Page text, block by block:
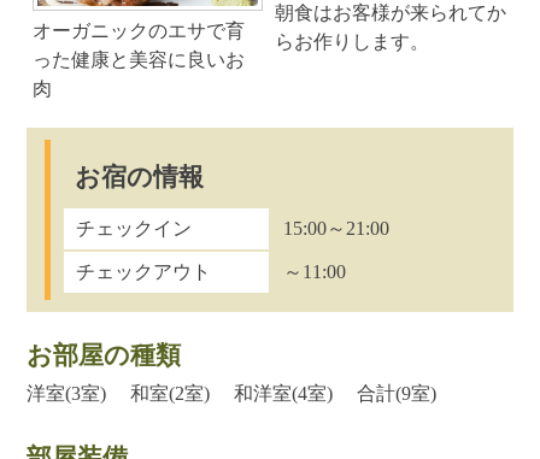
オーガニックのエサで育
った健康と美容に良いお
肉
朝食はお客様が来られてか
らお作りします。
お宿の情報
チェックイン 15:00～21:00
チェックアウト ～11:00
お部屋の種類
洋室(3室) 和室(2室) 和洋室(4室) 合計(9室)